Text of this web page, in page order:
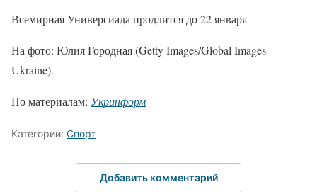
Всемирная Универсиада продлится до 22 января
На фото: Юлия Городная (Getty Images/Global Images
Ukraine).
По материалам: Укринформ
Категории: Спорт
Добавить комментарий